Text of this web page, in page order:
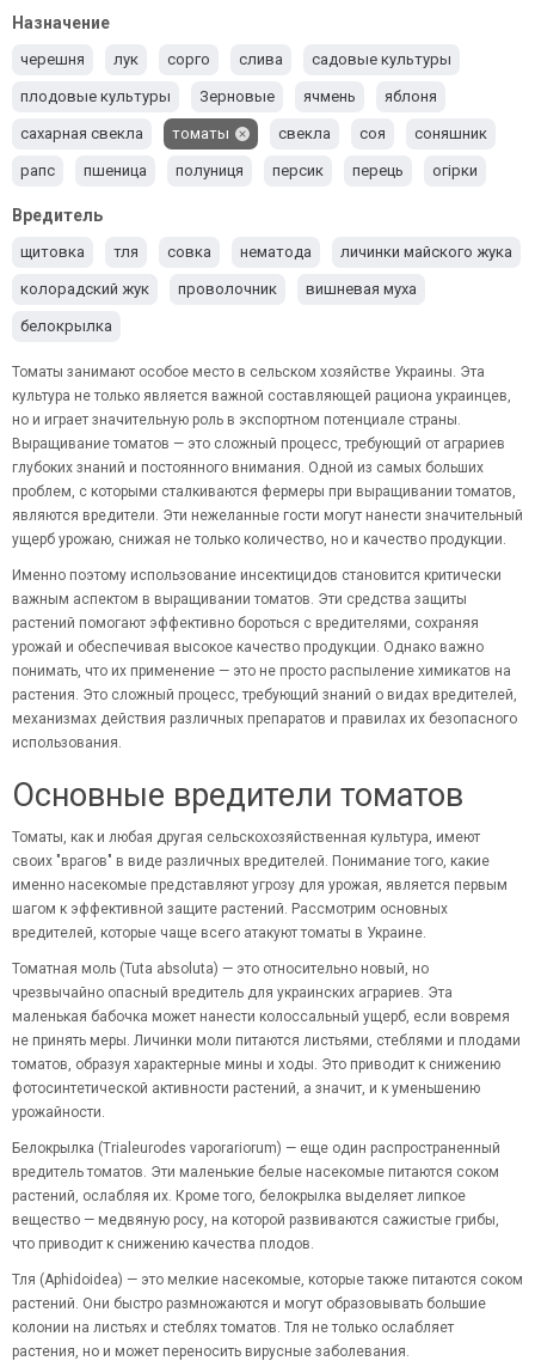
Назначение
черешня лук сорго слива садовые культуры
плодовые культуры Зерновые ячмень яблоня
сахарная свекла томаты свекла соя соняшник
рапс пшеница полуниця персик перець огірки
люцерна
Вишня Виноград Баклажаны
Вредитель
щитовка тля совка нематода личинки майского жука
колорадский жук проволочник вишневая муха
белокрылка
Томаты занимают особое место в сельском хозяйстве Украины. Эта
культура не только является важной составляющей рациона украинцев,
но и играет значительную роль в экспортном потенциале страны.
Выращивание томатов — это сложный процесс, требующий от аграриев
глубоких знаний и постоянного внимания. Одной из самых больших
проблем, с которыми сталкиваются фермеры при выращивании томатов,
являются вредители. Эти нежеланные гости могут нанести значительный
ущерб урожаю, снижая не только количество, но и качество продукции.
Именно поэтому использование инсектицидов становится критически
важным аспектом в выращивании томатов. Эти средства защиты
растений помогают эффективно бороться с вредителями, сохраняя
урожай и обеспечивая высокое качество продукции. Однако важно
понимать, что их применение — это не просто распыление химикатов на
растения. Это сложный процесс, требующий знаний о видах вредителей,
механизмах действия различных препаратов и правилах их безопасного
использования.
Основные вредители томатов
Томаты, как и любая другая сельскохозяйственная культура, имеют
своих "врагов" в виде различных вредителей. Понимание того, какие
именно насекомые представляют угрозу для урожая, является первым
шагом к эффективной защите растений. Рассмотрим основных
вредителей, которые чаще всего атакуют томаты в Украине.
Томатная моль (Tuta absoluta) — это относительно новый, но
чрезвычайно опасный вредитель для украинских аграриев. Эта
маленькая бабочка может нанести колоссальный ущерб, если вовремя
не принять меры. Личинки моли питаются листьями, стеблями и плодами
томатов, образуя характерные мины и ходы. Это приводит к снижению
фотосинтетической активности растений, а значит, и к уменьшению
урожайности.
Белокрылка (Trialeurodes vaporariorum) — еще один распространенный
вредитель томатов. Эти маленькие белые насекомые питаются соком
растений, ослабляя их. Кроме того, белокрылка выделяет липкое
вещество — медвяную росу, на которой развиваются сажистые грибы,
что приводит к снижению качества плодов.
Тля (Aphidoidea) — это мелкие насекомые, которые также питаются соком
растений. Они быстро размножаются и могут образовывать большие
колонии на листьях и стеблях томатов. Тля не только ослабляет
растения, но и может переносить вирусные заболевания.